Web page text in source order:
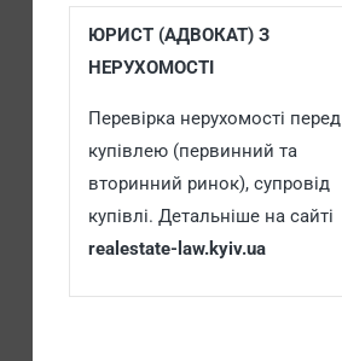
ЮРИСТ (АДВОКАТ) З
НЕРУХОМОСТІ
Перевірка нерухомості перед
купівлею (первинний та
вторинний ринок), супровід
купівлі. Детальніше на сайті
realestate-law.kyiv.ua